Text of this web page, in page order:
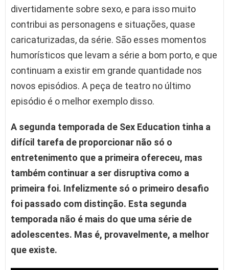
divertidamente sobre sexo, e para isso muito
contribui as personagens e situações, quase
caricaturizadas, da série. São esses momentos
humorísticos que levam a série a bom porto, e que
continuam a existir em grande quantidade nos
novos episódios. A peça de teatro no último
episódio é o melhor exemplo disso.
A segunda temporada de Sex Education tinha a
difícil tarefa de proporcionar não só o
entretenimento que a primeira ofereceu, mas
também continuar a ser disruptiva como a
primeira foi. Infelizmente só o primeiro desafio
foi passado com distinção. Esta segunda
temporada não é mais do que uma série de
adolescentes. Mas é, provavelmente, a melhor
que existe.